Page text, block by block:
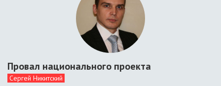
Провал национального проекта
Сергей Никитский